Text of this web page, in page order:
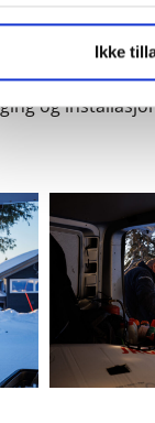
Ikke
Implementering
Tilpassede
og